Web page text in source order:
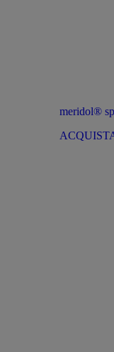
meridol®